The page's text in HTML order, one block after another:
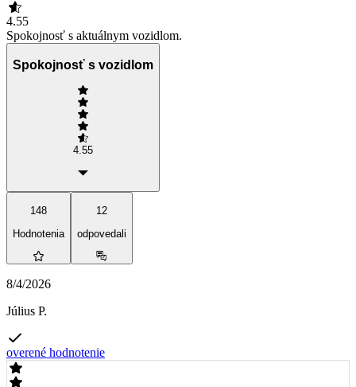
4.55
Spokojnosť s aktuálnym vozidlom.
Spokojnosť s vozidlom
4.55
148
Hodnotenia
12
odpovedali
8/4/2026
Július P.
overené hodnotenie